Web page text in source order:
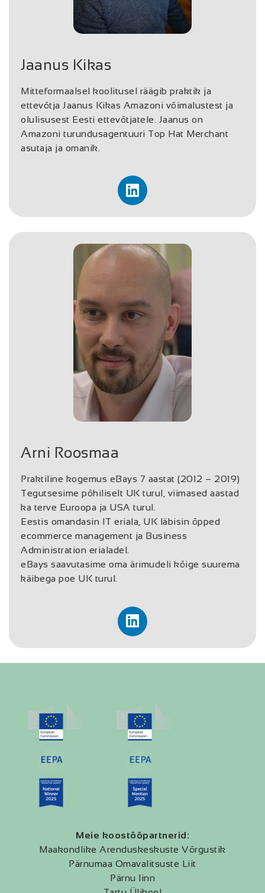
Jaanus Kikas
Mitteformaalsel koolitusel räägib praktik ja
ettevõtja Jaanus Kikas Amazoni võimalustest ja
olulisusest Eesti ettevõtjatele. Jaanus on
Amazoni turundusagentuuri Top Hat Merchant
asutaja ja omanik.
Arni Roosmaa
Praktiline kogemus eBays 7 aastat (2012 – 2019)
Tegutsesime põhiliselt UK turul, viimased aastad
ka terve Euroopa ja USA turul.
Eestis omandasin IT eriala, UK läbisin õpped
ecommerce management ja Business
Administration erialadel.
eBays saavutasime oma ärimudeli kõige suurema
käibega poe UK turul.
Meie koostööpartnerid:
Maakondlike Arenduskeskuste Võrgustik
Pärnumaa Omavalitsuste Liit
Pärnu linn